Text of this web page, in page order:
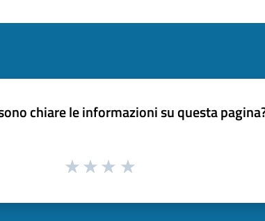
chiare le informazioni su questa